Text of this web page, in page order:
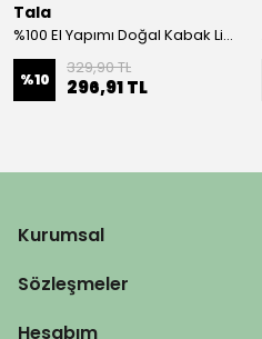
Tala
%100 El Yapımı Doğal Kabak Lifli Ballı Eşek Sütü Sabunu 2'li Paket 120 Gr.x 2 Adet
%10
329,90 TL
296,91 TL
Kurumsal
Sözleşmeler
Hesabım